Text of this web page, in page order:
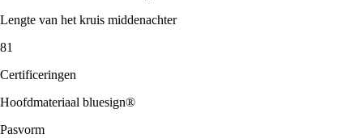
Lengte van het kruis middenachter
81
Certificeringen
Hoofdmateriaal bluesign®
Pasvorm